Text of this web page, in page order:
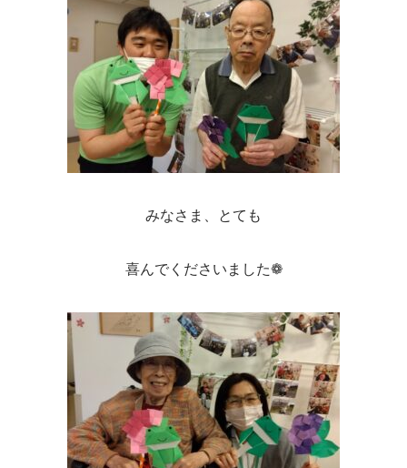
みなさま、とても
喜んでくださいました❁